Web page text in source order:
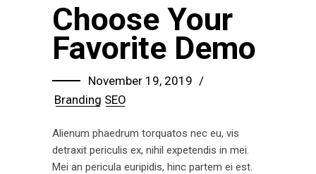
Choose Your
Favorite Demo
November 19, 2019
Branding SEO
Alienum phaedrum torquatos nec eu, vis
detraxit periculis ex, nihil expetendis in mei.
Mei an pericula euripidis, hinc partem ei est.